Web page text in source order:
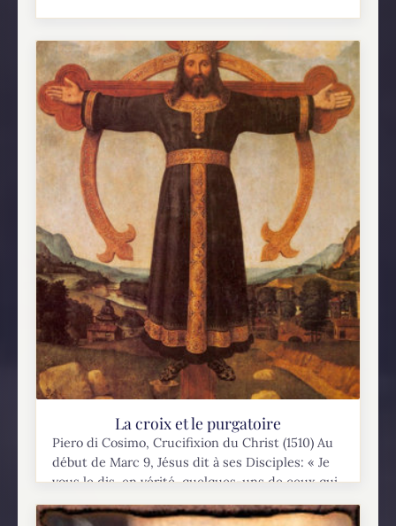
La croix et le purgatoire
Piero di Cosimo, Crucifixion du Christ (1510) Au
début de Marc 9, Jésus dit à ses Disciples: « Je
vous le dis, en vérité, quelques-uns de ceux qui
sont ici...